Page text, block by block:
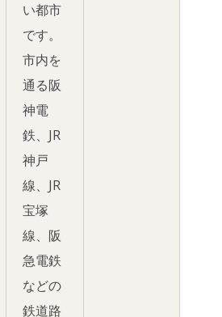
い都市
です。
市内を
通る阪
神電
鉄、JR
神戸
線、JR
宝塚
線、阪
急電鉄
などの
鉄道路